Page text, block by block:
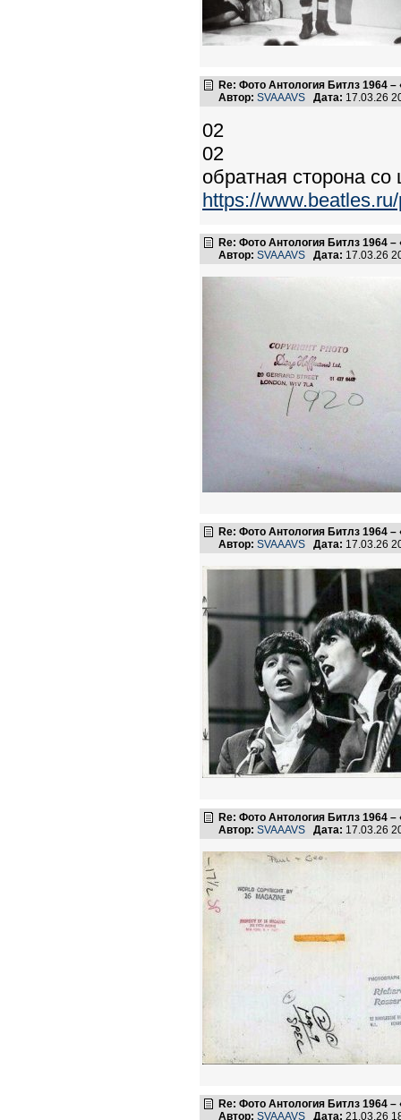
Re: Фото Антология Битлз 1964
Автор: SVAAAVS Дата: 17.03.26
02
02
обратная сторона
https://
Re: Фото Антология Битлз 1964
Автор: SVAAAVS Дата: 17.03.26
Re: Фото Антология Битлз 1964
Автор: SVAAAVS Дата: 17.03.26
Re: Фото Антология Битлз 1964
Автор: SVAAAVS Дата: 17.03.26
Re: Фото Антология Битлз 1964
Автор: SVAAAVS Дата: 21.03.26